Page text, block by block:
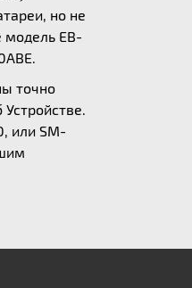
но не
модель EB-
точно
или SM-